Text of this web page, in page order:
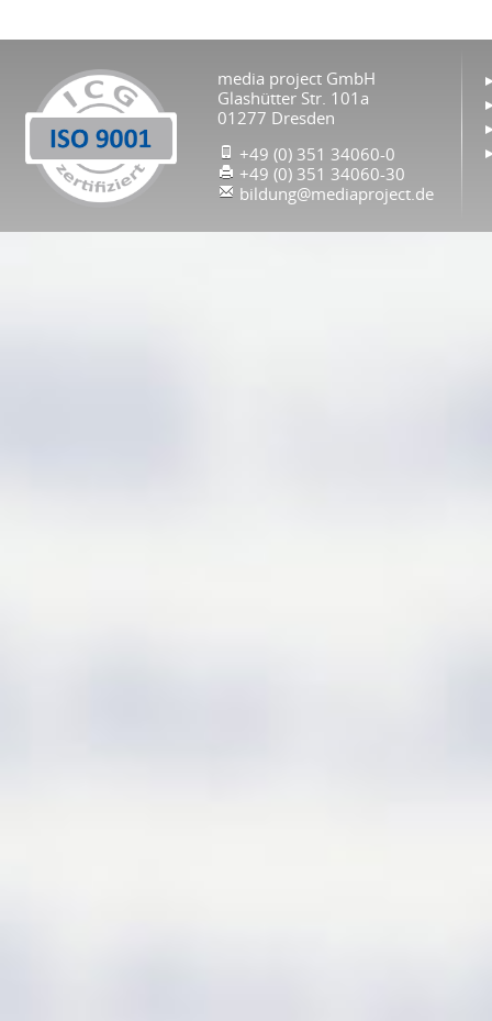
media project GmbH
Glashütter Str. 101a
01277 Dresden
+49 (0) 351 34060-0
+49 (0) 351 34060-30
bildung@mediaproject.de